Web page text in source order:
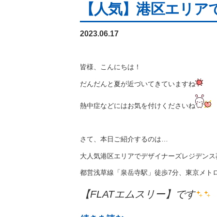
【人気】港区エリ
2023.06.17
皆様、こんにちは！
だんだんと夏が近づいてきていますね
熱中症などにはお気を付けくださいね
さて、本日ご紹介するのは…
大人気港区エリアでデザイナーズレジデンス
都営浅草線「泉岳寺駅」徒歩7分、東京メト
【FLATエムスリー】です